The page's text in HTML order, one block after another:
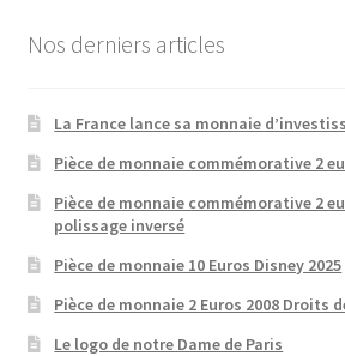
Nos derniers articles
La France lance sa monnaie
Pièce de monnaie commémorative 2
Pièce de monnaie commémorative 2
polissage inversé
Pièce de monnaie 10 Euros Disney 2025
Pièce de monnaie 2 Euros 2008 Droits
Le logo de notre Dame de Paris